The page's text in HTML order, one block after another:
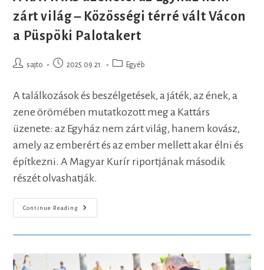
zárt világ – Közösségi térré vált Vácon
a Püspöki Palotakert
Post
sajto
Post 2025.09.21.
Post Egyéb
A találkozások és beszélgetések, a játék, az ének, a
zene örömében mutatkozott meg a Kattárs
üzenete: az Egyház nem zárt világ, hanem kovász,
amely az emberért és az ember mellett akar élni és
építkezni. A Magyar Kurír riportjának második
részét olvashatják.
Continue ReadingA
KATTÁRS
Zárt
Világ